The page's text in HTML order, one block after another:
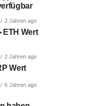
2 Jahren ago
ETH Wert
2 Jahren ago
Wert
6 Jahren ago